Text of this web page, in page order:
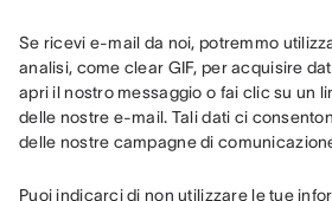
Se ricevi e-mail da noi, potremmo
analisi, come clear GIF, per acquisire
apri il nostro messaggio o fai clic su un
delle nostre e-mail. Tali dati ci
delle nostre campagne di
Puoi indicarci di non utilizzare le tue